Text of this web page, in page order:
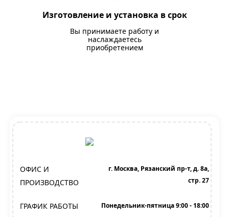
Изготовление и установка в срок
Вы принимаете работу и
наслаждаетесь
приобретением
ОФИС И
ПРОИЗВОДСТВО
г. Москва, Рязанский пр-т, д. 8а,
стр. 27
ГРАФИК РАБОТЫ Понедельник-пятница 9:00 - 18:00